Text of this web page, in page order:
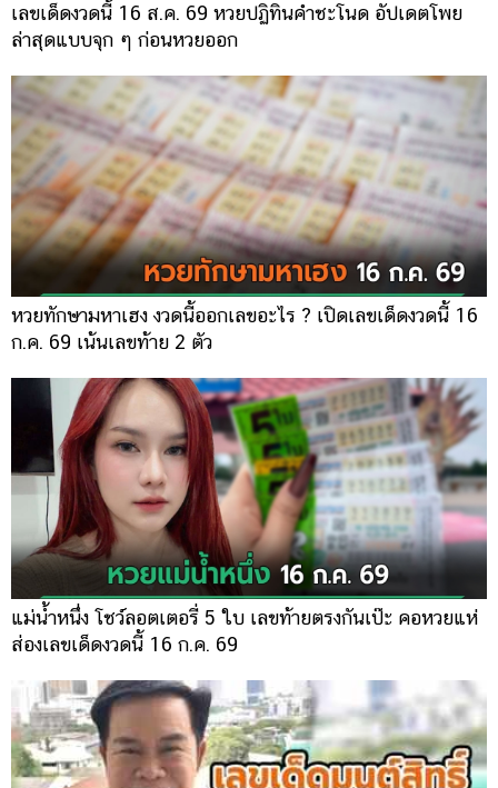
เลขเด็ดงวดนี้ 16 ส.ค. 69 หวยปฏิทินคำชะโนด อัปเดตโพย
ล่าสุดแบบจุก ๆ ก่อนหวยออก
หวยทักษามหาเฮง งวดนี้ออกเลขอะไร ? เปิดเลขเด็ดงวดนี้ 16
ก.ค. 69 เน้นเลขท้าย 2 ตัว
แม่น้ำหนึ่ง โชว์ลอตเตอรี่ 5 ใบ เลขท้ายตรงกันเป๊ะ คอหวยแห่
ส่องเลขเด็ดงวดนี้ 16 ก.ค. 69